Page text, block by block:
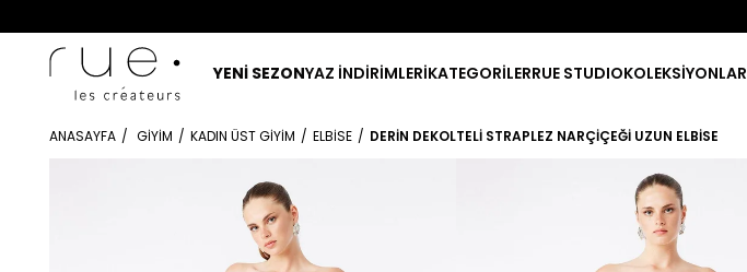
YENİ SEZONYAZ İNDİRİMLERİKATEGORİLERRUE STUDIOKOLEKSİYONLAR
ANASAYFA GIYIM KADIN ÜST GIYIM ELBISE DERIN DEKOLTELI STRAPLEZ NARÇIÇEĞI UZUN ELBISE